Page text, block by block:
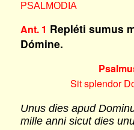
PSALMODIA
Ant. 1 Repléti sumus
Dómine.
Sit splendor
Unus dies apud
mille anni sicut dies